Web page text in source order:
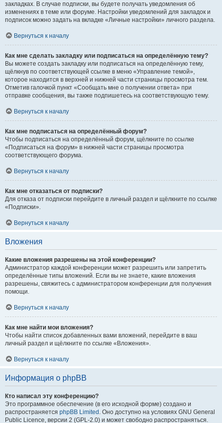
закладках. В случае подписки, вы будете получать уведомления об
изменениях в теме или форуме. Настройки уведомлений для закладок и
подписок можно задать на вкладке «Личные настройки» личного раздела.
Вернуться к началу
Как мне сделать закладку или подписаться на определённую тему?
Вы можете создать закладку или подписаться на определённую тему,
щёлкнув по соответствующей ссылке в меню «Управление темой»,
которое находится в верхней и нижней части страницы просмотра тем.
Отметив галочкой пункт «Сообщать мне о получении ответа» при
отправке сообщения, вы также подпишетесь на соответствующую тему.
Вернуться к началу
Как мне подписаться на определённый форум?
Чтобы подписаться на определённый форум, щёлкните по ссылке
«Подписаться на форум» в нижней части страницы просмотра
соответствующего форума.
Вернуться к началу
Как мне отказаться от подписки?
Для отказа от подписки перейдите в личный раздел и щёлкните по ссылке
«Подписки».
Вернуться к началу
Вложения
Какие вложения разрешены на этой конференции?
Администратор каждой конференции может разрешить или запретить
определённые типы вложений. Если вы не знаете, какие вложения
разрешены, свяжитесь с администратором конференции для получения
помощи.
Вернуться к началу
Как мне найти мои вложения?
Чтобы найти список добавленных вами вложений, перейдите в ваш
личный раздел и щёлкните по ссылке «Вложения».
Вернуться к началу
Информация о phpBB
Кто написал эту конференцию?
Это программное обеспечение (в его исходной форме) создано и
распространяется phpBB Limited . Оно доступно на условиях GNU General
Public Licence, версии 2 (GPL-2.0) и может свободно распространяться.